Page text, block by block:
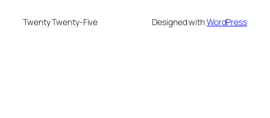
Twenty Twenty-Five Designed withWordPress